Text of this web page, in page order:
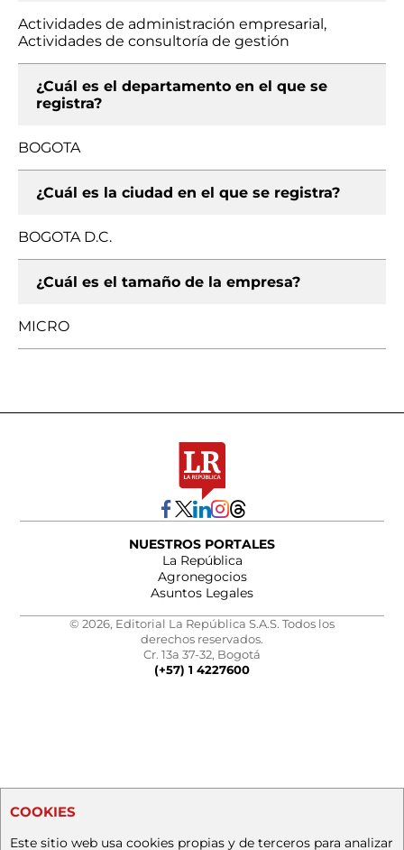
Actividades de administración empresarial,
Actividades de consultoría de gestión
¿Cuál es el departamento en el que se
registra?
BOGOTA
¿Cuál es la ciudad en el que se registra?
BOGOTA D.C.
¿Cuál es el tamaño de la empresa?
MICRO
NUESTROS PORTALES
La República
Agronegocios
Asuntos Legales
© 2026, Editorial La República S.A.S. Todos los
derechos reservados.
Cr. 13a 37-32, Bogotá
(+57) 1 4227600
COOKIES
Este sitio web usa cookies propias y de terceros para analizar